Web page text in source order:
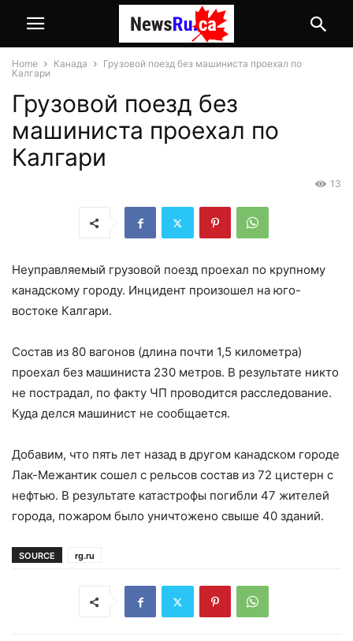
Home Канада
Грузовой поезд без машиниста проехал по
Калгари
Грузовой поезд без
машиниста проехал по
Калгари
13
Неуправляемый грузовой поезд проехал по крупному
канадскому городу. Инцидент произошел на юго-
востоке Калгари.
Состав из 80 вагонов (длина почти 1,5 километра)
проехал без машиниста 230 метров. В результате никто
не пострадал, по факту ЧП проводится расследование.
Куда делся машинист не сообщается.
Добавим, что пять лет назад в другом канадском городе
Лак-Межантик сошел с рельсов состав из 72 цистерн с
нефтью. В результате катастрофы погибли 47 жителей
города, пожаром было уничтожено свыше 40 зданий.
SOURCE rg.ru